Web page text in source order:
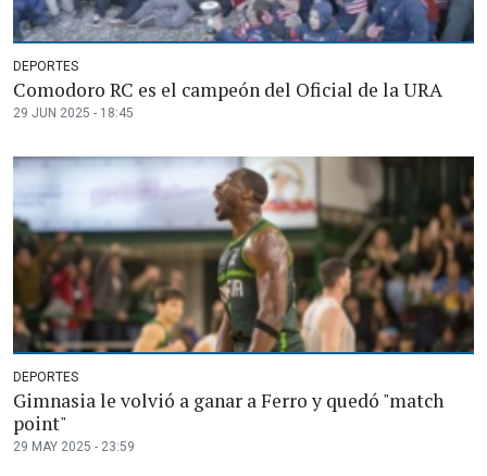
DEPORTES
Comodoro RC es el campeón del Oficial de la URA
29 JUN 2025 - 18:45
DEPORTES
Gimnasia le volvió a ganar a Ferro y quedó "match
point"
29 MAY 2025 - 23:59